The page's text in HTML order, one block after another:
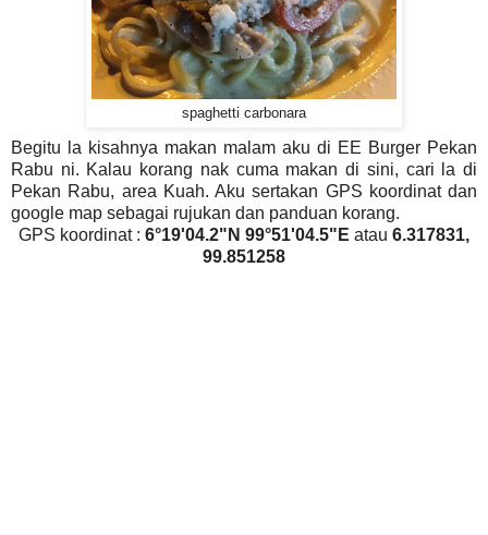
spaghetti carbonara
Begitu la kisahnya makan malam aku di EE Burger Pekan
Rabu ni. Kalau korang nak cuma makan di sini, cari la di
Pekan Rabu, area Kuah. Aku sertakan GPS koordinat dan
google map sebagai rujukan dan panduan korang.
GPS koordinat : 6°19'04.2"N 99°51'04.5"E atau 6.317831,
99.851258